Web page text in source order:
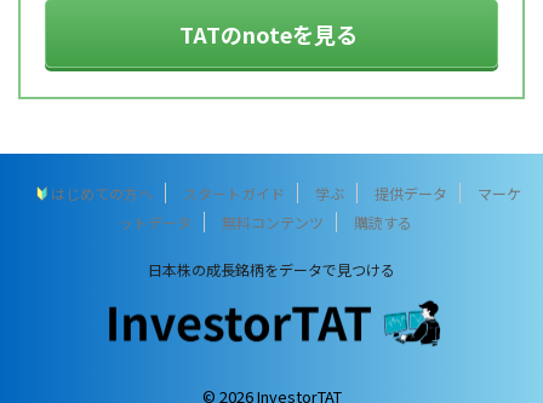
TATのnoteを見る
はじめての方へ スタートガイド 学ぶ 提供データ
マーケ
ットデータ
無料コンテンツ 購読する
日本株の成長銘柄をデータで見つける
© 2026 InvestorTAT